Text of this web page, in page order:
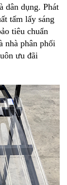
dân dụng. Phát
tấm lấy sáng
tiêu chuẩn
nhà phân phối
ưu đãi